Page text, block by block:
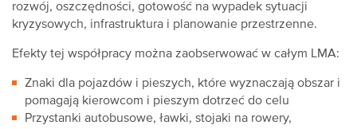
rozwój, oszczędności, gotowość na wypadek sytuacji
kryzysowych, infrastruktura i planowanie przestrzenne.
Efekty tej współpracy można zaobserwować w całym LMA:
Znaki dla pojazdów i pieszych, które wyznaczają obszar i
pomagają kierowcom i pieszym dotrzeć do celu
Przystanki autobusowe, ławki, stojaki na rowery,